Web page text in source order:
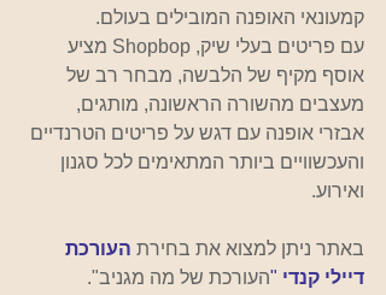
קמעונאי האופנה המובילים בעולם.
עם פריטים בעלי שיק, Shopbop מציע
אוסף מקיף של הלבשה, מבחר רב של
מעצבים מהשורה הראשונה, מותגים,
אבזרי אופנה עם דגש על פריטים הטרנדיים
והעכשוויים ביותר המתאימים לכל סגנון
ואירוע.
באתר ניתן למצוא את בחירת העורכת
דיילי קנדי "העורכת של מה מגניב".